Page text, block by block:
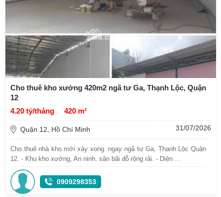
Cho thuê kho xưởng 420m2 ngã tư Ga, Thạnh Lộc, Quận
12
4.20 tỷ/tháng
420 m²
Quận 12, Hồ Chí Minh 31/07/2026
Cho thuê nhà kho mới xây xong. ngay ngã tư Ga, Thạnh Lộc Quận
12. - Khu kho xưởng, An ninh, sân bãi đỗ rộng rãi. - Diện ...
0909298353